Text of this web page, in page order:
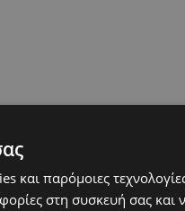
και παρόμοιες
στη συσκευή σας και